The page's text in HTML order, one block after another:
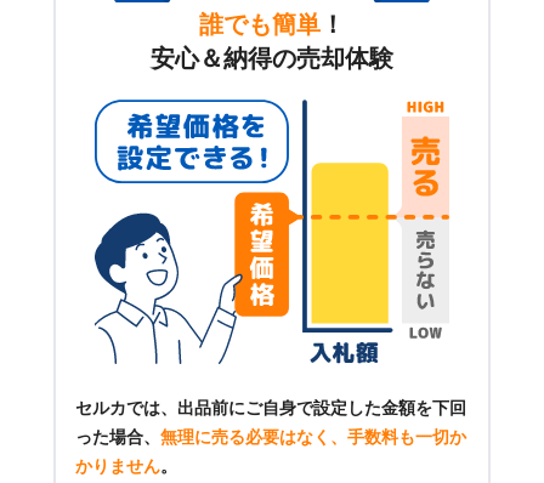
誰でも簡単 ！
安心＆納得の売却体験
セルカでは、出品前にご自身で設定した金額を下回
った場合、 無理に売る必要はなく、手数料も一切か
かりません。